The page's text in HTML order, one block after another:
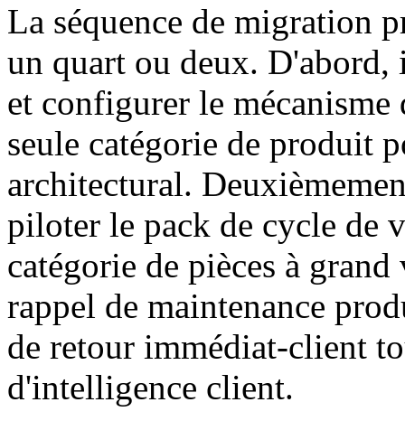
La séquence de migration
un quart ou deux.
et configurer le
seule catégorie de produit
architectural.
piloter le pack de cycle de
catégorie de pièces à
rappel de maintenance
de retour immédiat-client
d'intelligence client.